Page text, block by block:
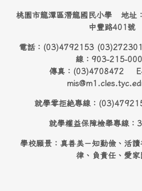
桃園市龍潭區潛龍國民小學 地址
中豐路401號
電話：(03)4792153
線：903-215-
傳真：(03)4708472 E-
就學零拒絶專線：
就學權益保障檢舉專線：
學校願景：真善美－知勤儉、活
律、負責任、愛家